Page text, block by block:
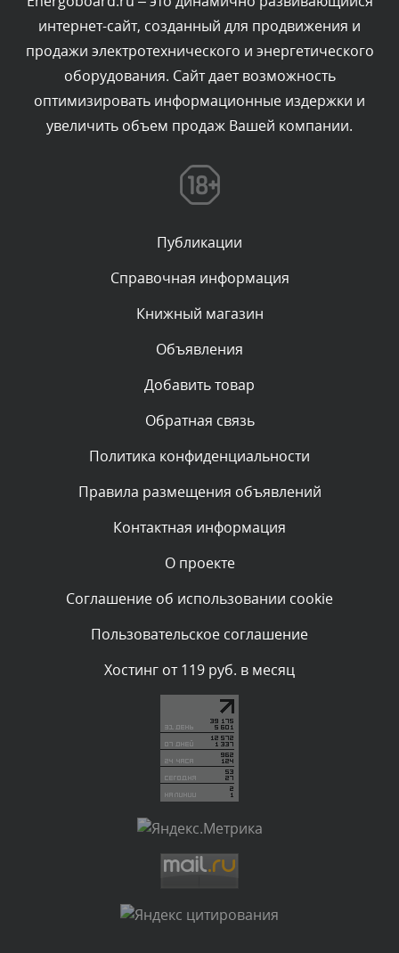
Комментарий проверяется
Текст комментария будет виден после проверки
администратором.
Сегодня, в 03:15
Комментарий проверяется
Текст комментария будет виден после проверки
Комментарий проверяется
Текст комментария будет виден после проверки
администратором.
Комментарий проверяется
Текст комментария будет виден после проверки
администратором.
Комментарий проверяется
администратором.
Комментарий проверяется
администратором.
Комментарий проверяется
Текст комментария будет виден после проверки
Комментарий проверяется
Текст комментария будет виден после проверки
администратором.
Текст комментария будет виден после проверки
администратором.
интернет-сайт, созданный для продвижения и
продажи электротехнического и энергетического
оборудования. Сайт дает возможность
оптимизировать информационные издержки и
увеличить объем продаж Вашей компании.
Публикации
Справочная информация
Книжный магазин
Объявления
Добавить товар
Обратная связь
Политика конфиденциальности
Правила размещения объявлений
Контактная информация
О проекте
Соглашение об использовании cookie
Пользовательское соглашение
Хостинг от 119 руб. в месяц